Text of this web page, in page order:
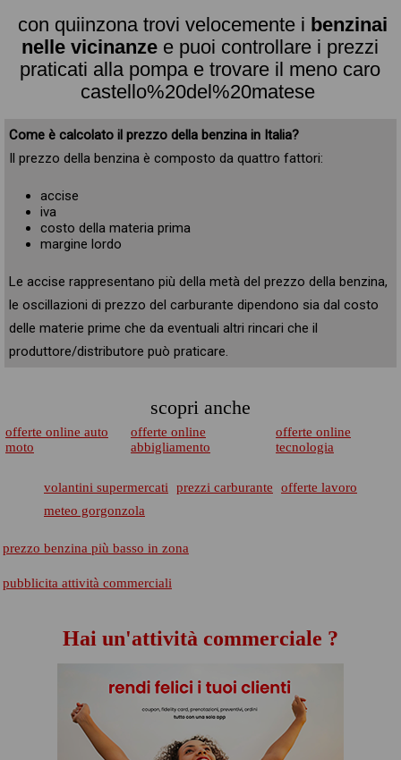
con quiinzona trovi velocemente i benzinai
nelle vicinanze e puoi controllare i prezzi
praticati alla pompa e trovare il meno caro
castello%20del%20matese
Come è calcolato il prezzo della benzina in Italia?
Il prezzo della benzina è composto da quattro fattori:
accise
iva
costo della materia prima
margine lordo
Le accise rappresentano più della metà del prezzo della benzina,
le oscillazioni di prezzo del carburante dipendono sia dal costo
delle materie prime che da eventuali altri rincari che il
produttore/distributore può praticare.
scopri anche
offerte online auto
moto
offerte online
abbigliamento
offerte online
tecnologia
volantini supermercati prezzi carburante
offerte lavoro
meteo gorgonzola
prezzo benzina più basso in zona
pubblicita attività commerciali
Hai un'attività commerciale ?